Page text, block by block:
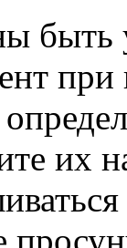
быть
при
их